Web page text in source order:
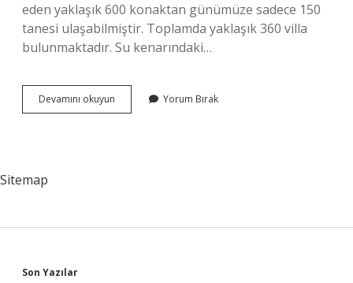
eden yaklaşık 600 konaktan günümüze sadece 150
tanesi ulaşabilmiştir. Toplamda yaklaşık 360 villa
bulunmaktadır. Su kenarındaki…
Devamını okuyun
Anlamı
Yorum Bırak
Sitemap
Son Yazılar